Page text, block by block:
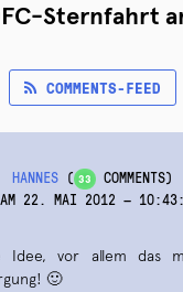
Sternfahrt
COMMENTS-FEED
HANNES ( 33 COMMENTS)
AM 22. MAI 2012 — 10:43:
Idee, vor allem das
🙂